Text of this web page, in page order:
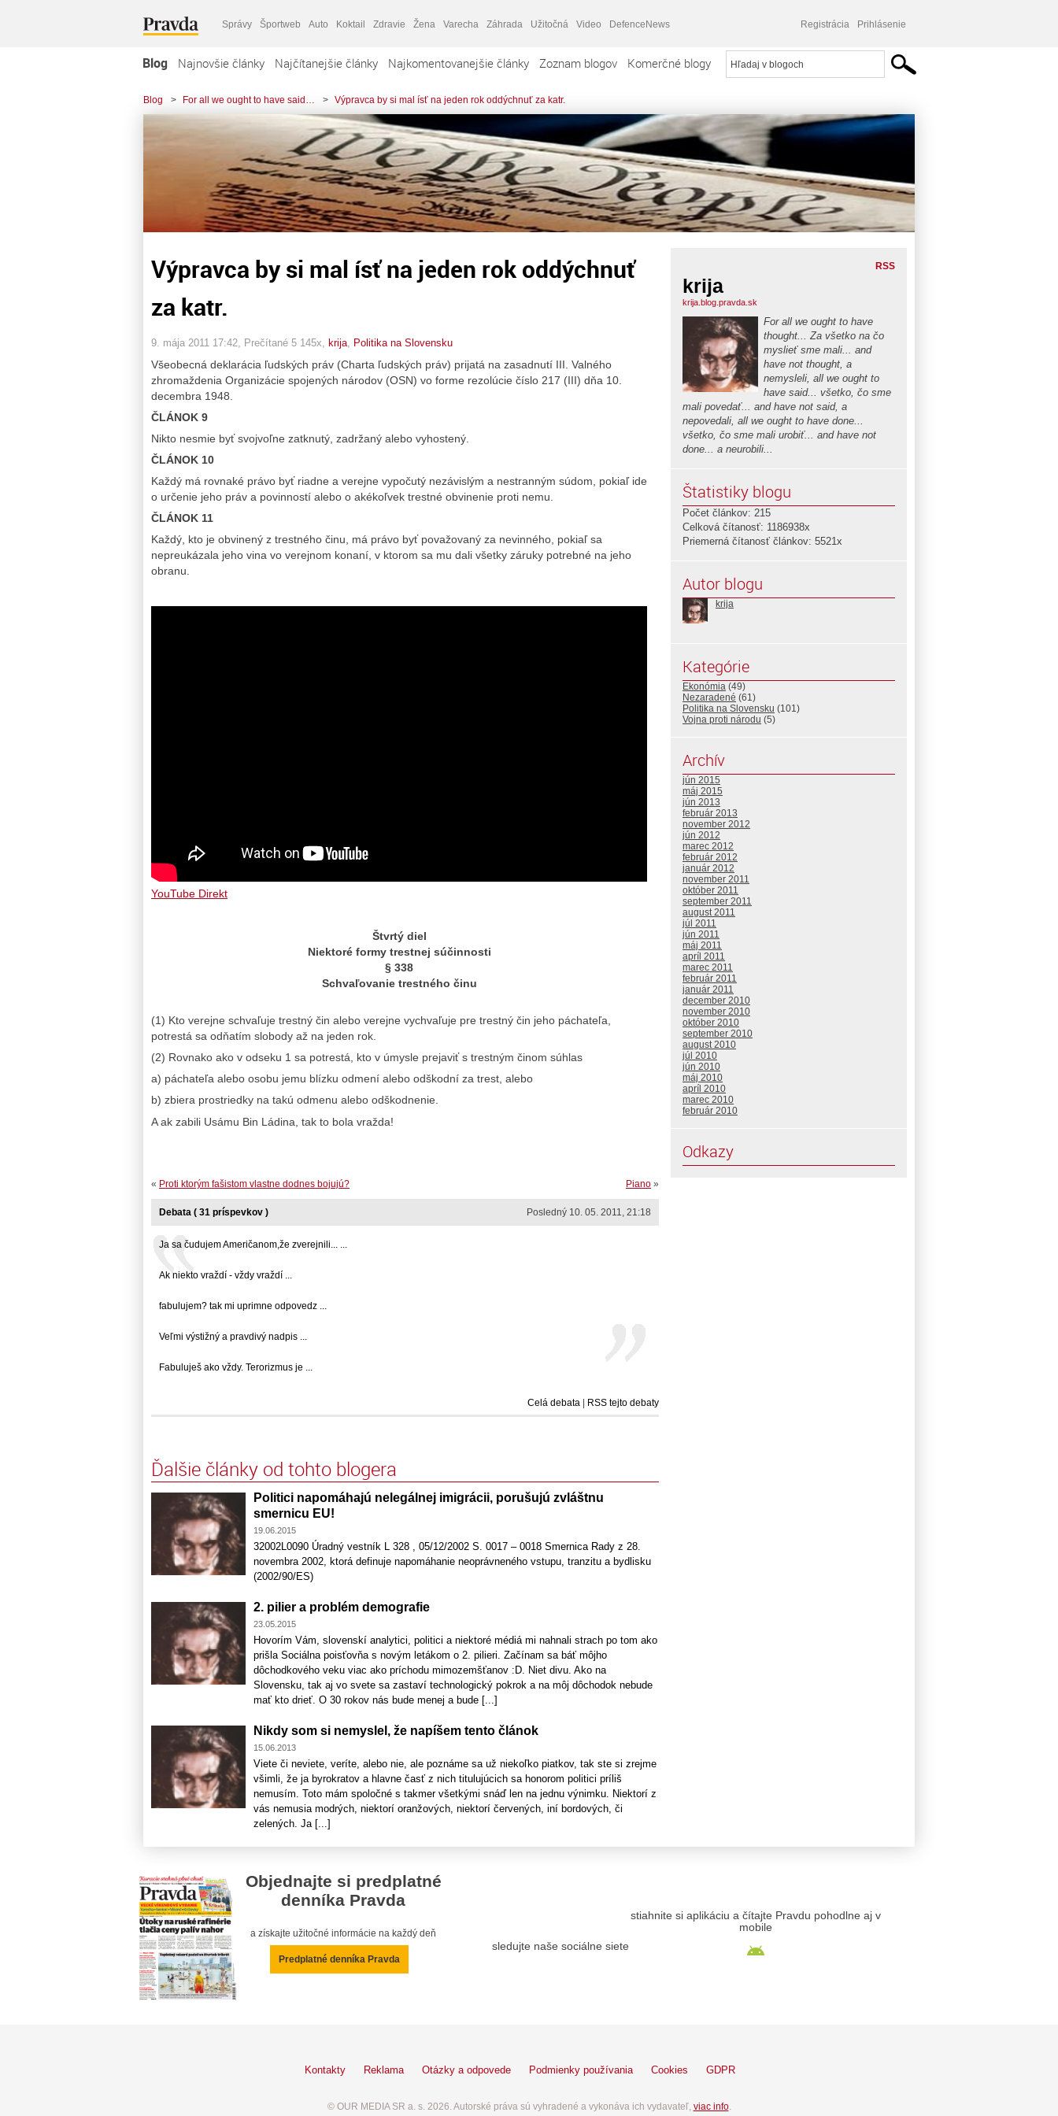
Správy Športweb Auto Koktail Zdravie Žena Varecha Záhrada Užitočná Video DefenceNews Registrácia Prihlásenie
Blog Najnovšie články Najčítanejšie články Najkomentovanejšie články Zoznam blogov Komerčné blogy
Blog > For all we ought to have said… > Výpravca by si mal ísť na jeden rok oddýchnuť za katr.
Výpravca by si mal ísť na jeden rok oddýchnuť
za katr.
9. mája 2011 17:42 , Prečítané 5 145x, krija Politika na Slovensku
Všeobecná deklarácia ľudských práv (Charta ľudských práv) prijatá na zasadnutí III. Valného
zhromaždenia Organizácie spojených národov (OSN) vo forme rezolúcie číslo 217 (III) dňa 10.
decembra 1948.
ČLÁNOK 9
Nikto nesmie byť svojvoľne zatknutý, zadržaný alebo vyhostený.
ČLÁNOK 10
Každý má rovnaké právo byť riadne a verejne vypočutý nezávislým a nestranným súdom, pokiaľ ide
o určenie jeho práv a povinností alebo o akékoľvek trestné obvinenie proti nemu.
ČLÁNOK 11
Každý, kto je obvinený z trestného činu, má právo byť považovaný za nevinného, pokiaľ sa
nepreukázala jeho vina vo verejnom konaní, v ktorom sa mu dali všetky záruky potrebné na jeho
obranu.
YouTube Direkt
Štvrtý diel
Niektoré formy trestnej súčinnosti
§ 338
Schvaľovanie trestného činu
(1) Kto verejne schvaľuje trestný čin alebo verejne vychvaľuje pre trestný čin jeho páchateľa,
potrestá sa odňatím slobody až na jeden rok.
(2) Rovnako ako v odseku 1 sa potrestá, kto v úmysle prejaviť s trestným činom súhlas
a) páchateľa alebo osobu jemu blízku odmení alebo odškodní za trest, alebo
b) zbiera prostriedky na takú odmenu alebo odškodnenie.
A ak zabili Usámu Bin Ládina, tak to bola vražda!
Piano »
« Proti ktorým fašistom vlastne dodnes bojujú?
Posledný 10. 05. 2011, 21:18
Debata ( 31 príspevkov )
Ja sa čudujem Američanom,že zverejnili... ...
Ak niekto vraždí - vždy vraždí ...
fabulujem? tak mi uprimne odpovedz ...
Veľmi výstižný a pravdivý nadpis ...
Fabuluješ ako vždy. Terorizmus je ...
Celá debata | RSS tejto debaty
Ďalšie články od tohto blogera
Politici napomáhajú nelegálnej imigrácii, porušujú zvláštnu
smernicu EU!
19.06.2015
32002L0090 Úradný vestník L 328 , 05/12/2002 S. 0017 – 0018 Smernica Rady z 28.
novembra 2002, ktorá definuje napomáhanie neoprávneného vstupu, tranzitu a bydlisku
(2002/90/ES)
2. pilier a problém demografie
23.05.2015
Hovorím Vám, slovenskí analytici, politici a niektoré médiá mi nahnali strach po tom ako
prišla Sociálna poisťovňa s novým letákom o 2. pilieri. Začínam sa báť môjho
dôchodkového veku viac ako príchodu mimozemšťanov :D. Niet divu. Ako na
Slovensku, tak aj vo svete sa zastaví technologický pokrok a na môj dôchodok nebude
mať kto drieť. O 30 rokov nás bude menej a bude [...]
Nikdy som si nemyslel, že napíšem tento článok
15.06.2013
Viete či neviete, veríte, alebo nie, ale poznáme sa už niekoľko piatkov, tak ste si zrejme
všimli, že ja byrokratov a hlavne časť z nich titulujúcich sa honorom politici príliš
nemusím. Toto mám spoločné s takmer všetkými snáď len na jednu výnimku. Niektorí z
vás nemusia modrých, niektorí oranžových, niektorí červených, iní bordových, či
zelených. Ja [...]
RSS
krija
krija.blog.pravda.sk
For all we ought to have
thought... Za všetko na čo
myslieť sme mali... and
have not thought, a
nemysleli, all we ought to
have said... všetko, čo sme
mali povedať... and have not said, a
nepovedali, all we ought to have done...
všetko, čo sme mali urobiť... and have not
done... a neurobili...
Štatistiky blogu
Počet článkov: 215
Celková čítanosť: 1186938x
Priemerná čítanosť článkov: 5521x
Autor blogu
krija
Kategórie
Ekonómia (49)
Nezaradené (61)
Politika na Slovensku (101)
Vojna proti národu (5)
Archív
jún 2015
máj 2015
jún 2013
február 2013
november 2012
jún 2012
marec 2012
február 2012
január 2012
november 2011
október 2011
september 2011
august 2011
júl 2011
jún 2011
máj 2011
apríl 2011
marec 2011
február 2011
január 2011
december 2010
november 2010
október 2010
september 2010
august 2010
júl 2010
jún 2010
máj 2010
apríl 2010
marec 2010
február 2010
Odkazy
Objednajte si predplatné
denníka Pravda
a získajte užitočné informácie na každý deň
Predplatné denníka Pravda
sledujte naše sociálne siete
stiahnite si aplikáciu a čítajte Pravdu pohodlne aj v
mobile
Kontakty Reklama Otázky a odpovede Podmienky používania Cookies GDPR
© OUR MEDIA SR a. s. 2026. Autorské práva sú vyhradené a vykonáva ich vydavateľ, viac info.